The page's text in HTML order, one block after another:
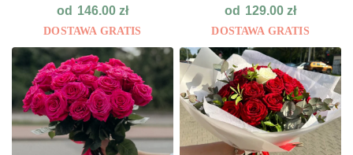
od 146.00 zł
DOSTAWA GRATIS
od 129.00zł
DOSTAWA GRATIS